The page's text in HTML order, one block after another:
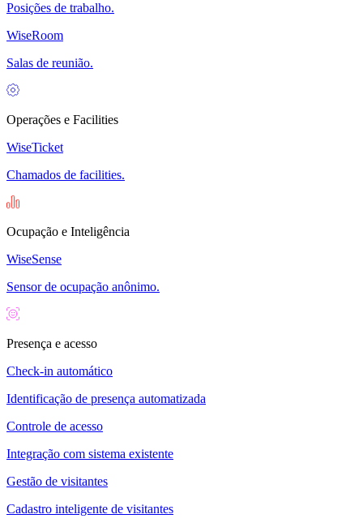
Posições de trabalho.
WiseRoom
Salas de reunião.
Operações e Facilities
WiseTicket
Chamados de facilities.
Ocupação e Inteligência
WiseSense
Sensor de ocupação anônimo.
Presença e acesso
Check-in automático
Identificação de presença automatizada
Controle de acesso
Integração com sistema existente
Gestão de visitantes
Cadastro inteligente de visitantes